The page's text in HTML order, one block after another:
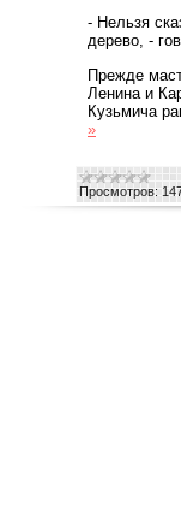
- Нельзя
дерево, -
Прежде
Ленина и
Кузьмича
»
Просмотров: